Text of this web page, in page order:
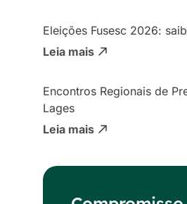
Eleições Fusesc 2026:
Leia mais
Encontros Regionais de
Lages
Leia mais